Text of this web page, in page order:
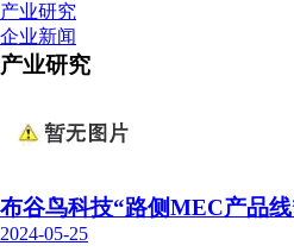
产业研究
企业新闻
产业研究
布谷鸟科技“路侧MEC产品
2024-05-25